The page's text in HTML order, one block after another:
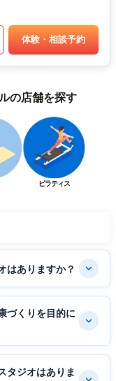
体験・相談予約
の店舗を探す
ピラティス
はありますか？
づくりを目的に
タジオはありま